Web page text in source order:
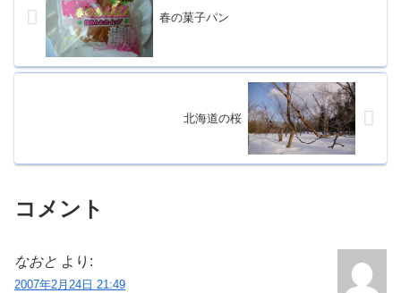
春の菓子パン
北海道の桜
コメント
なおと より:
2007年2月24日 21:49